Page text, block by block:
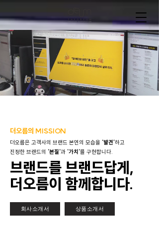
​더오름의 MISSION
더오름은 고객사의 브랜드 본연의 모습을 '발견’하고
진정한 브랜드의 '본질'과 '가치'를 구현합니다.
브랜드를 브랜드답게,
더오름이 함께합니다.
회사소개서 상품소개서